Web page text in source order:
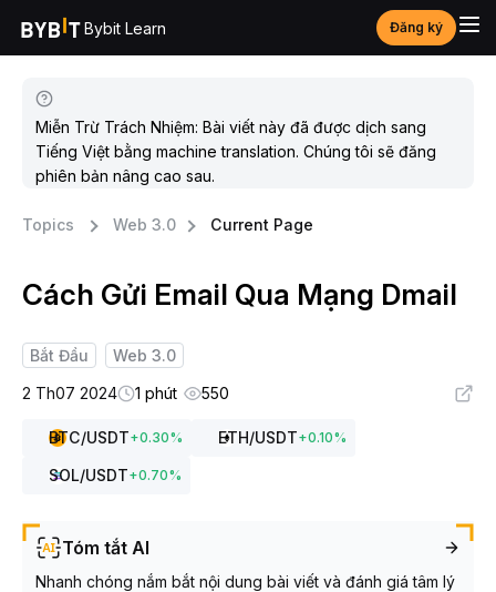
Bybit Learn Đăng ký
Miễn Trừ Trách Nhiệm: Bài viết này đã được dịch sang
Tiếng Việt bằng machine translation. Chúng tôi sẽ đăng
phiên bản nâng cao sau.
Topics Web 3.0 Current Page
Cách Gửi Email Qua Mạng Dmail
Bắt Đầu
Web 3.0
2 Th07 2024
1 phút 550
BTC/USDT+0.30% ETH/USDT+0.10%
SOL/USDT+0.70%
Tóm tắt AI
Nhanh chóng nắm bắt nội dung bài viết và đánh giá tâm lý